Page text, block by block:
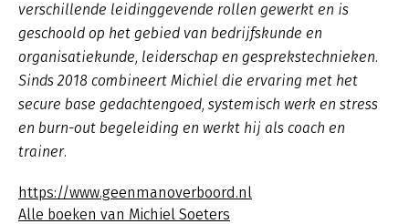
verschillende leidinggevende rollen gewerkt en is
geschoold op het gebied van bedrijfskunde en
organisatiekunde, leiderschap en gesprekstechnieken.
Sinds 2018 combineert Michiel die ervaring met het
secure base gedachtengoed, systemisch werk en stress
en burn-out begeleiding en werkt hij als coach en
trainer.
https://www.geenmanoverboord.nl
Alle boeken van Michiel Soeters